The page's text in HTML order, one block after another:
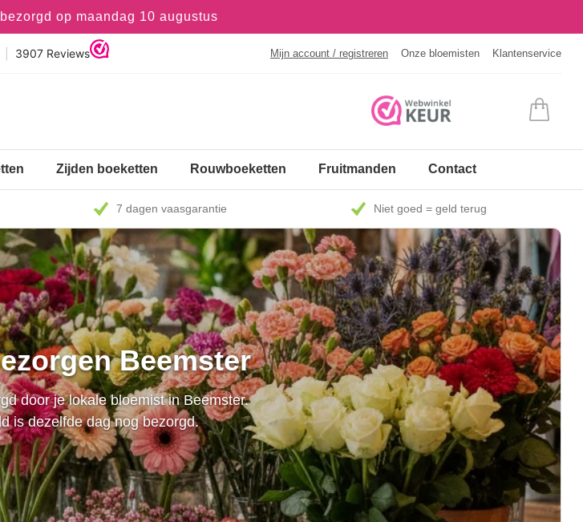
op maandag 10 augustus
Mijn account / registreren Onze bloemisten Klantenservice
Zijden boeketten Rouwboeketten Fruitmanden Contact
7 dagen vaasgarantie Niet goed = geld terug
Beemster
door je lokale bloemist in Beemster.
is dezelfde dag nog bezorgd.